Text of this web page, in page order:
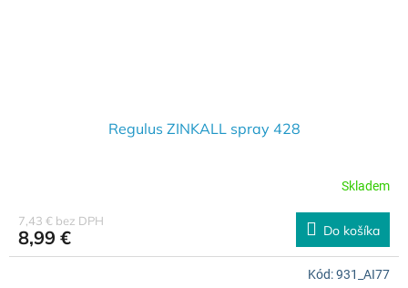
Regulus ZINKALL spray 428
Skladem
7,43 € bez DPH
8,99 € Do košíka
Kód:931_AI77